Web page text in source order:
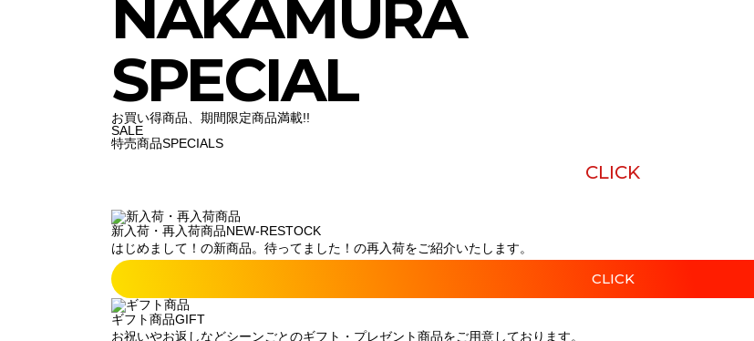
NAKAMURA
SPECIAL
お買い得商品、期間限定商品満載!!
SALE
特売商品SPECIALS
CLICK
新入荷・再入荷商品NEW-RESTOCK
はじめまして！の新商品。待ってました！の再入荷をご紹介いたします。
CLICK
ギフト商品GIFT
お祝いやお返しなどシーンごとのギフト・プレゼント商品をご用意しております。